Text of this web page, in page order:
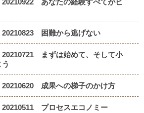
20210922 あなたの経験すべてがビ
20210823 困難から逃げない
20210721 まずは始めて、そして小
20210620 成果への梯子のかけ方
20210511 プロセスエコノミー